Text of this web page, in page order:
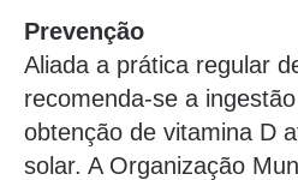
Prevenção
Aliada a prática regular
recomenda-se a
obtenção de vitamina D
solar. A Organização